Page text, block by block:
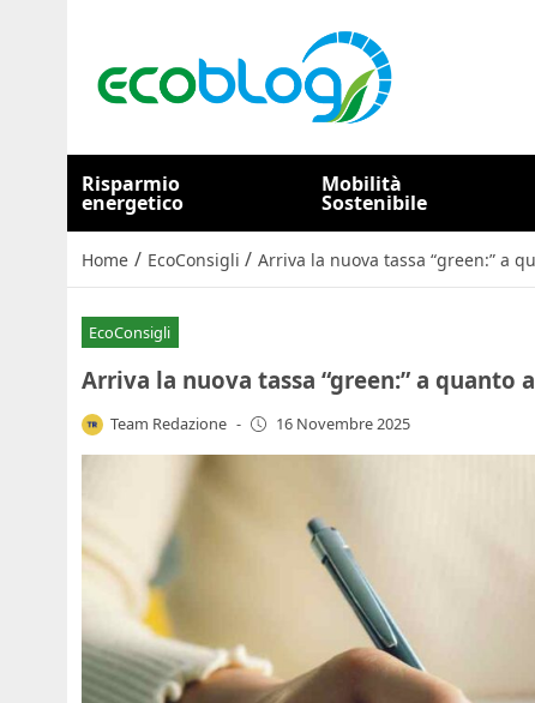
Risparmio
energetico
Mobilità
Sostenibile
Home / EcoConsigli / Arriva la nuova tassa “green:” a
EcoConsigli
Arriva la nuova tassa “green:” a
Team Redazione - 16 Novembre 2025